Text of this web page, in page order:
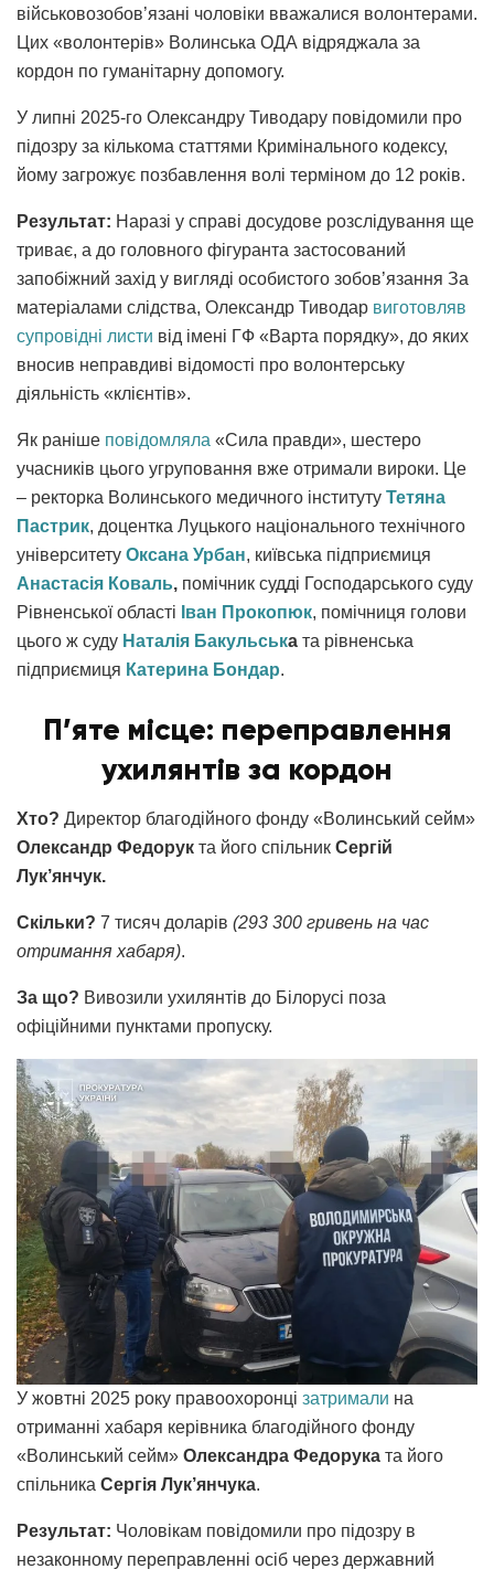
військовозобов’язані чоловіки вважалися волонтерами.
Цих «волонтерів» Волинська ОДА відряджала за
кордон по гуманітарну допомогу.
У липні 2025-го Олександру Тиводару повідомили про
підозру за кількома статтями Кримінального кодексу,
йому загрожує позбавлення волі терміном до 12 років.
Результат: Наразі у справі досудове розслідування ще
триває, а до головного фігуранта застосований
запобіжний захід у вигляді особистого зобов’язання За
матеріалами слідства, Олександр Тиводар виготовляв
супровідні листи від імені ГФ «Варта порядку», до яких
вносив неправдиві відомості про волонтерську
діяльність «клієнтів».
Як раніше повідомляла «Сила правди», шестеро
учасників цього угруповання вже отримали вироки. Це
– ректорка Волинського медичного інституту Тетяна
Пастрик, доцентка Луцького національного технічного
університету Оксана Урбан, київська підприємиця
Анастасія Коваль, помічник судді Господарського суду
Рівненської області Іван Прокопюк, помічниця голови
цього ж суду Наталія Бакульська та рівненська
підприємиця Катерина Бондар.
П’яте місце: переправлення
ухилянтів за кордон
Хто? Директор благодійного фонду «Волинський сейм»
Олександр Федорук та його спільник Сергій
Лук’янчук.
Скільки? 7 тисяч доларів (293 300 гривень на час
отримання хабаря).
За що? Вивозили ухилянтів до Білорусі поза
офіційними пунктами пропуску.
У жовтні 2025 року правоохоронці затримали на
отриманні хабаря керівника благодійного фонду
«Волинський сейм» Олександра Федорука та його
спільника Сергія Лук’янчука.
Результат: Чоловікам повідомили про підозру в
незаконному переправленні осіб через державний